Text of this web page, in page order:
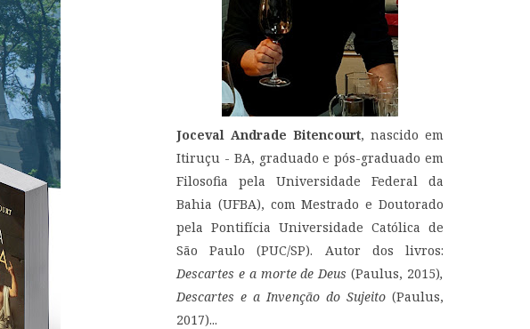
Joceval Andrade Bitencourt, nascido em
Itiruçu - BA, graduado e pós-graduado em
Filosofia pela Universidade Federal da
Bahia (UFBA), com Mestrado e Doutorado
pela Pontifícia Universidade Católica de
São Paulo (PUC/SP). Autor dos livros:
Descartes e a morte de Deus(Paulus, 2015),
Descartes e a Invenção do Sujeito (Paulus,
2017)...